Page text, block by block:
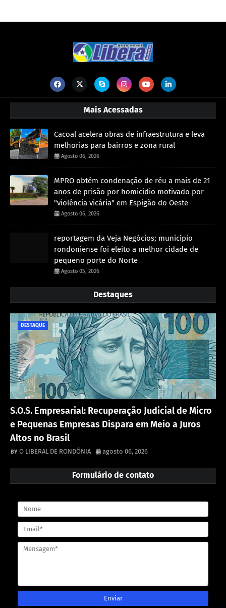
Mais Acessadas
Cacoal acelera obras de infraestrutura e leva
melhorias para bairros e zona rural
Agosto 06, 2026
MPRO obtém condenação de réu a mais de 21
anos de prisão por homicídio motivado por
"violência vicária" em Espigão do Oeste
Agosto 06, 2026
reportagem da Veja Negócios; município
rondoniense foi eleito a melhor cidade de
pequeno porte do Norte
Agosto 05, 2026
Destaques
DESTAQUE
S.O.S. Empresarial: Recuperação Judicial de Micro
e Pequenas Empresas Dispara em Meio a Juros
Altos no Brasil
O LIBERAL DE RONDÔNIA agosto 06, 2026
Formulário de contato